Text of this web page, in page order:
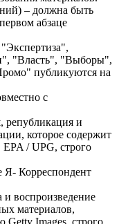
– должна быть
абзаце
"Власть", "Выборы",
публикуются на
с
републикация и
которое содержит
/ UPG, строго
Я- Корреспондент
воспроизведение
материалов,
Getty Images, строго